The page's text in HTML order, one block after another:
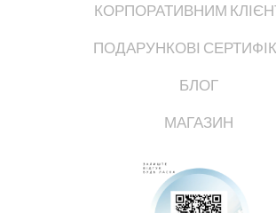
КОРПОРАТИВНИМ
ПОДАРУНКОВІ
БЛОГ
МАГАЗИН